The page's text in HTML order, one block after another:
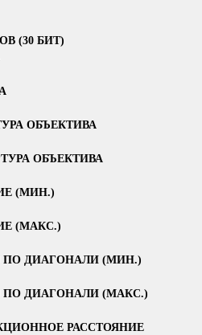
(30 БИТ)
ОБЪЕКТИВА
ОБЪЕКТИВА
(МИН.)
(МАКС.)
ПО ДИАГОНАЛИ (МИН.)
ПО ДИАГОНАЛИ (МАКС.)
РАССТОЯНИЕ